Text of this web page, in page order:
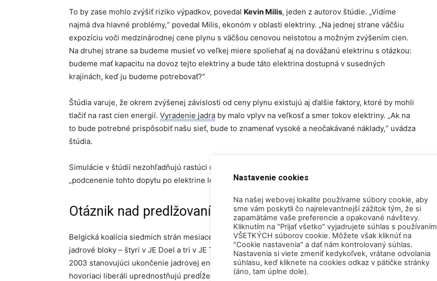
To by zase mohlo zvýšiť riziko výpadkov, povedal Kevin Milis, jeden z autorov štúdie. „Vidíme
najmä dva hlavné problémy,“ povedal Milis, ekonóm v oblasti elektriny. „Na jednej strane väčšiu
expozíciu voči medzinárodnej cene plynu s väčšou cenovou neistotou a možným zvýšením cien.
Na druhej strane sa budeme musieť vo veľkej miere spoliehať aj na dovážanú elektrinu s otázkou:
budeme mať kapacitu na dovoz tejto elektriny a bude táto elektrina dostupná v susedných
krajinách, keď ju budeme potrebovať?“
Štúdia varuje, že okrem zvýšenej závislosti od ceny plynu existujú aj ďalšie faktory, ktoré by mohli
tlačiť na rast cien energií. Vyradenie jadra by malo vplyv na veľkosť a smer tokov elektriny. „Ak na
to bude potrebné prispôsobiť našu sieť, bude to znamenať vysoké a neočakávané náklady,“ uvádza
štúdia.
Simulácie v štúdii nezohľadňujú rastúci dopyt po elektrine očakávaný v nasledujúcich rokoch a
„podcenenie tohto dopytu po elektrine len zosilní následky“, uvádza sa v štúdii.
Otáznik nad predlžovaním životnosti
Belgická koalícia siedmich strán mesiace zápasila o plány krajiny natrvalo odstaviť svoje komerčné
jadrové bloky – štyri v JE Doel a tri v JE Tihange. Zelení sú pevne presvedčení, že zákon z roku
2003 stanovujúci ukončenie jadrovej energetiky do roku 2025 bude rešpektovaný, no francúzsky
hovoriaci liberáli uprednostňujú predĺženie životnosti dvoch najnovších reaktorov, Tihange-3 a
Nastavenie cookies
Na našej webovej lokalite používame súbory cookie, aby
sme vám poskytli čo najrelevantnejší zážitok tým, že si
zapamätáme vaše preferencie a opakované návštevy.
Kliknutím na "Prijať všetko" vyjadrujete súhlas s používaním
VŠETKÝCH súborov cookie. Môžete však kliknúť na
"Cookie nastavenia" a dať nám kontrolovaný súhlas.
Nastavenia si viete zmeniť kedykoľvek, vrátane odvolania
súhlasu, keď kliknete na cookies odkaz v pätičke stránky
(áno, tam úplne dole).